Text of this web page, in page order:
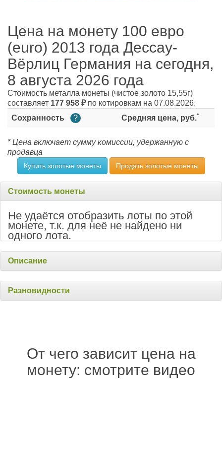
Цена на монету 100 евро
(euro) 2013 года Дессау-
Вёрлиц Германия на сегодня,
8 августа 2026 года
Стоимость металла монеты (чистое золото 15,55г)
составляет 177 958 ₽по котировкам на 07.08.2026.
Сохранность
? Средняя цена, руб.*
* Цена включает сумму комиссии, удержанную с
продавца
Купить золотые монеты Продать золотые монеты
Стоимость монеты
Не удаётся отобразить лоты по этой
монете, т.к. для неё не найдено ни
одного лота.
Описание
Разновидности
От чего зависит цена на
монету: смотрите видео